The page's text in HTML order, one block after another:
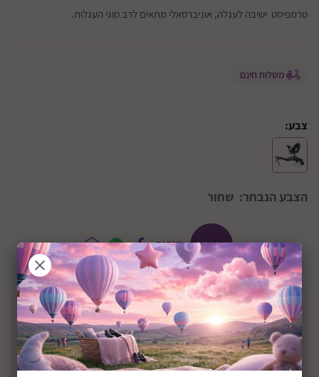
טרמפיסט ישיבה לעגלה, אוניברסאלי מתאים לרב סוגי העגלות.
משלוח חינם
צבע:
הצבע הנבחר: שחור
+12M שיתוף:
תיאור המוצר
טרמפיסט ישיבה לעגלה דגם Click & Roll